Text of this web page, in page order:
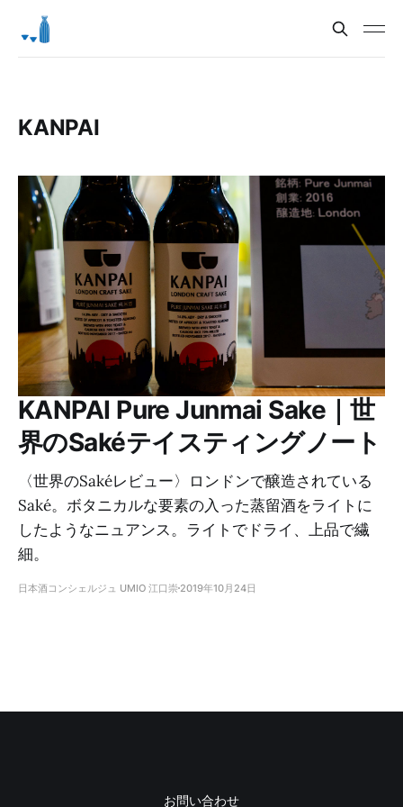
KANPAI
KANPAI Pure Junmai Sake｜世
界のSakéテイスティングノート
〈世界のSakéレビュー〉ロンドンで醸造されている
Saké。ボタニカルな要素の入った蒸留酒をライトに
したようなニュアンス。ライトでドライ、上品で繊
細。
日本酒コンシェルジュ UMIO 江口崇 2019年10月24日
お問い合わせ